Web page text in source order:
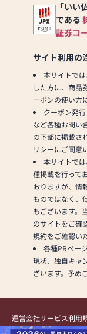
「いい
である
証券コ
サイト利用の
本サイトで
した方に、商品
ーポンの使い方
クーポン発
など各種お問い
の下部に掲載さ
リシーにご同意
本サイトで
種掲載を行って
おりますが、情
ものではなく、
もございます。
のサイトをご確
規約をご確認い
各種PRペー
現状、独自キャ
ざいます。予め
運営会社サービス利用